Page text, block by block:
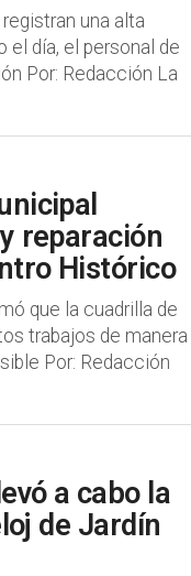
una alta
el día, el personal de
Por: Redacción La
reparación
Histórico
que la cuadrilla de
trabajos de manera
Por: Redacción
a cabo la
de Jardín